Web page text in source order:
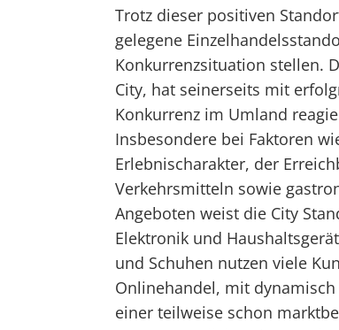
Trotz dieser positiven
gelegene
Konkurrenzsituation stellen.
City, hat seinerseits mit
Konkurrenz im Umland
Insbesondere bei Faktoren
Erlebnischarakter, der
Verkehrsmitteln sowie
Angeboten weist die City
Elektronik und
und Schuhen nutzen viele
Onlinehandel, mit
einer teilweise schon